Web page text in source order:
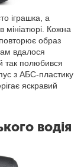
іграшка, а
мініатюрі. Кожна
образ
вдалося
так полюбився
з АБС-пластику
яскравий
водія